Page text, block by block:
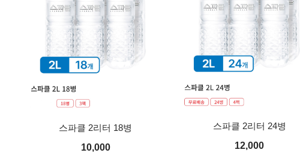
스파클 2리터 18병
10,000
스파클 2리터 24병
12,000